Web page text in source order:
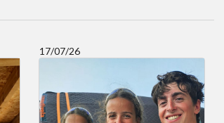
17/07/26